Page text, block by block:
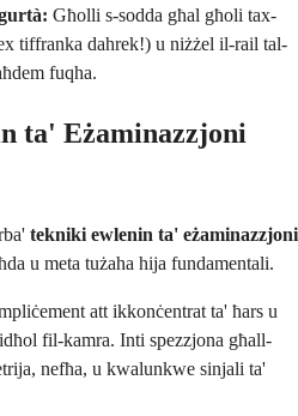
Għolli s-sodda għal għoli tax-
tiffranka dahrek!) u niżżel il-rail tal-
fuqha.
ta' Eżaminazzjoni
tekniki ewlenin ta' eżaminazzjoni
u meta tużaha hija fundamentali.
att ikkonċentrat ta' ħars u
fil-kamra. Inti spezzjona għall-
nefħa, u kwalunkwe sinjali ta'